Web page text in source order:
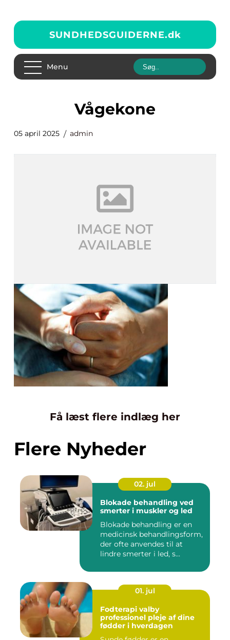
SUNDHEDSGUIDERNE.dk
Menu
vågekone
05 april 2025 admin
Få læst flere indlæg her
Flere Nyheder
02. jul
Blokade behandling ved
smerter i muskler og led
Blokade behandling er en
medicinsk behandlingsform,
der ofte anvendes til at
lindre smerter i led, s...
01. jul
Fodterapi valby
professionel pleje af dine
fødder i hverdagen